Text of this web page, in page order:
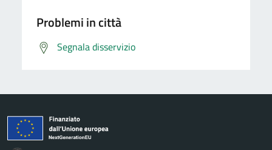
Problemi in città
Segnala disservizio